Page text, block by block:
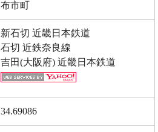
布市町
新石切 近畿日本鉄道
石切 近鉄奈良線
吉田(大阪府) 近畿日本鉄道
34.69086